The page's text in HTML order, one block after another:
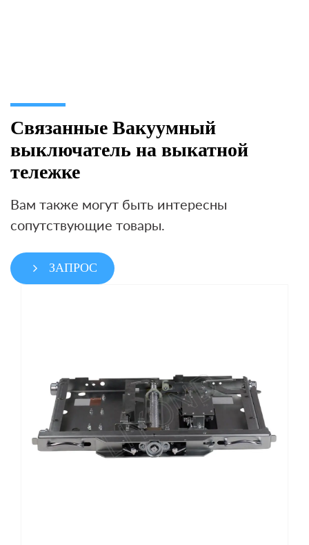
Связанные Вакуумный
выключатель на выкатной
тележке
Вам также могут быть интересны
сопутствующие товары.
ЗАПРОС